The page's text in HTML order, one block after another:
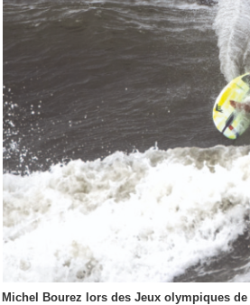
Michel Bourez lors des Jeux olympiques